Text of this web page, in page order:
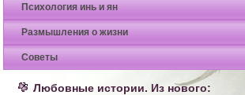
Психология инь и ян
Размышления о жизни
Советы
Любовные истории. Из нового: